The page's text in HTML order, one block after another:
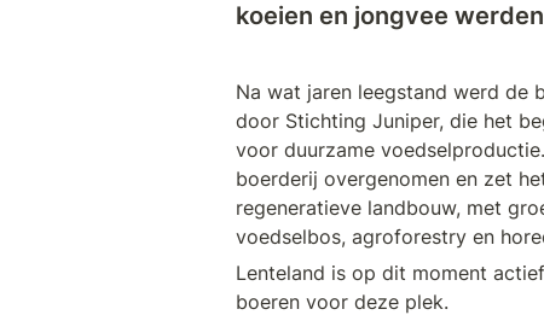
koeien en jongvee
Na wat jaren leegstand werd de
door Stichting Juniper, die het
voor duurzame
boerderij overgenomen en zet
regeneratieve landbouw, met
voedselbos, agroforestry en
Lenteland is op dit moment
boeren voor deze plek.